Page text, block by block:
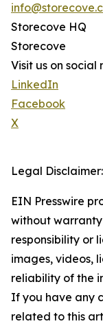
Storecove HQ
Storecove
Visit us on social
LinkedIn
Facebook
X
Legal Disclaimer:
EIN Presswire
without
responsibility or
images, videos,
reliability of the
If you have any
related to this